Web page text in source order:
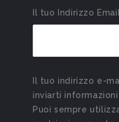
Il tuo Indirizzo
Il tuo indirizzo e-
inviarti
Puoi sempre